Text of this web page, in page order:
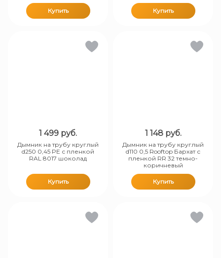
Купить Купить
1 499 руб.
Дымник на трубу круглый
d250 0,45 PE с пленкой
RAL 8017 шоколад
Купить
1 148 руб.
Дымник на трубу круглый
d110 0,5 Rooftop Бархат с
пленкой RR 32 темно-
коричневый
Купить